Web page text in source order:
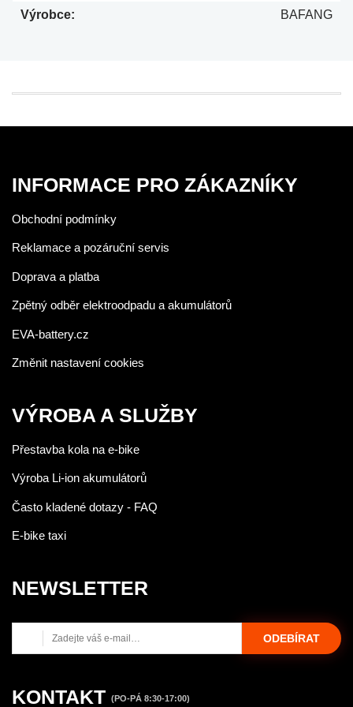
Výrobce: BAFANG
INFORMACE PRO ZÁKAZNÍKY
Obchodní podmínky
Reklamace a pozáruční servis
Doprava a platba
Zpětný odběr elektroodpadu a akumulátorů
EVA-battery.cz
Změnit nastavení cookies
VÝROBA A SLUŽBY
Přestavba kola na e-bike
Výroba Li-ion akumulátorů
Často kladené dotazy - FAQ
E-bike taxi
NEWSLETTER
ODEBÍRAT
KONTAKT (PO-PÁ 8:30-17:00)